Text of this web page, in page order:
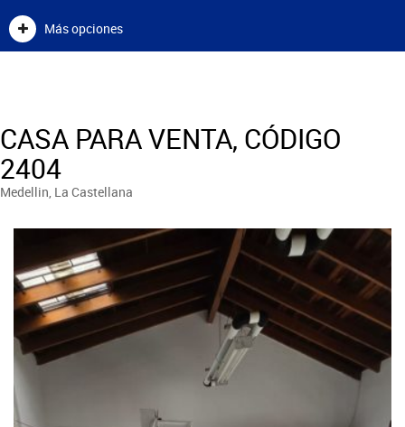
Más opciones
CASA PARA VENTA, CÓDIGO
2404
Medellin, La Castellana